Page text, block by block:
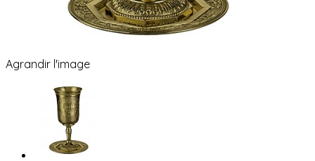
Agrandir l'image